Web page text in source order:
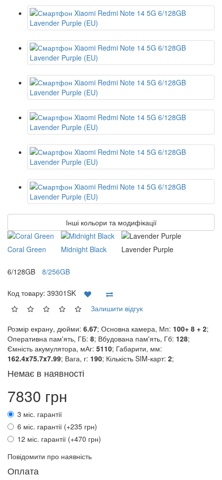
Інші кольори та модифікації
Coral Green Midnight Black Lavender Purple
6/128GB 8/256GB
Код товару: 39301SK
Залишити відгук
Розмір екрану, дюйми: 6.67; Основна камера, Мп: 100+ 8 + 2;
Оперативна пам'ять, ГБ: 8; Вбудована пам'ять, Гб: 128;
Ємність акумулятора, мАг: 5110; Габарити, мм:
162.4x75.7x7.99; Вага, г: 190; Кількість SIM-карт: 2;
Немає в наявності
7830 грн
3 міс. гарантії
6 міс. гарантії (+235 грн)
12 міс. гарантії (+470 грн)
Повідомити про наявність
Оплата